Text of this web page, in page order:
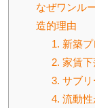
なぜワンル
造的理由
1. 新築
2. 家賃
3. サブ
4. 流動